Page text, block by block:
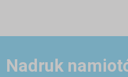
Nadruk